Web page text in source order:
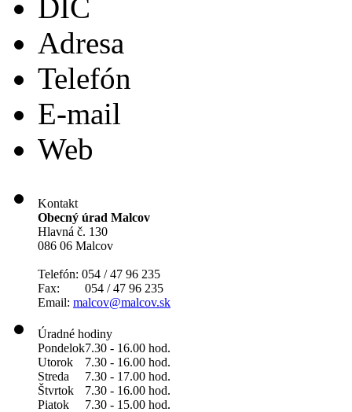
DIČ
Adresa
Telefón
E-mail
Web
Kontakt
Obecný úrad Malcov
Hlavná č. 130
086 06 Malcov
Telefón: 054 / 47 96 235
Fax: 054 / 47 96 235
Email: malcov@malcov.sk
Úradné hodiny
Pondelok7.30 - 16.00 hod.
Utorok
7.30 - 16.00 hod.
Streda
7.30 - 17.00 hod.
Štvrtok
7.30 - 16.00 hod.
Piatok
7.30 - 15.00 hod.